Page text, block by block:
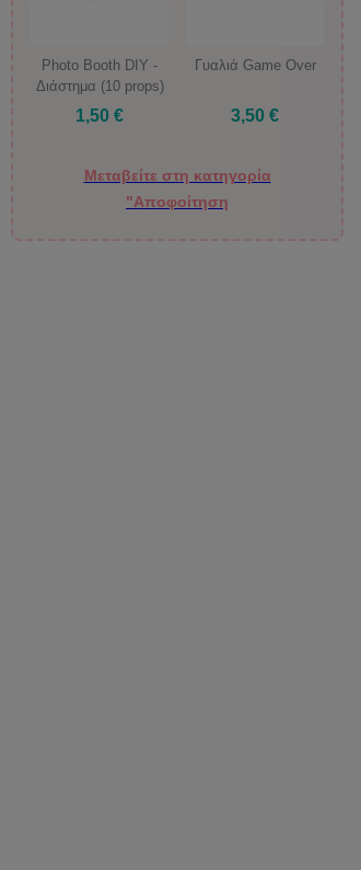
Photo Booth DIY -
Διάστημα (10 props)
1,50 €
Γυαλιά Game Over
3,50 €
Μεταβείτε στη κατηγορία
"Αποφοίτηση